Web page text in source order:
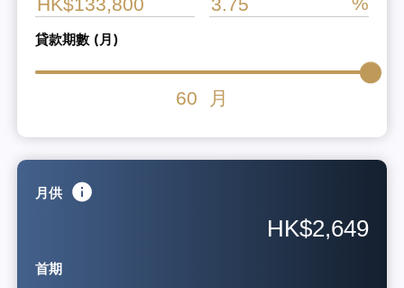
貸款期數 (月)
60 月
月供
HK$2,649
首期